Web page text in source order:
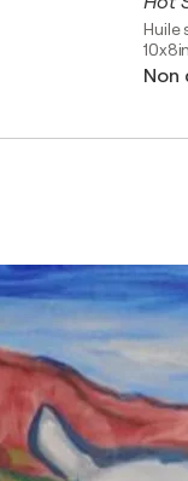
Huile
10x8in
Non